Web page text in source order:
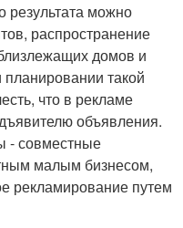
результата можно
распространение
домов и
такой
что в рекламе
объявления.
- совместные
малым бизнесом,
рекламирование путем